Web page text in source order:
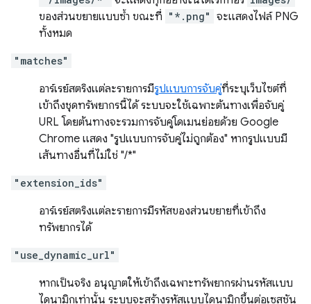
ของส่วนขยายแบบซ้ำ ขณะที่ "*.png" จะแสดงไฟล์ PNG
ทั้งหมด
"matches"
อาร์เรย์สตริงแต่ละรายการมีรูปแบบการจับคู่ที่ระบุเว็บไซต์ที่
เข้าถึงชุดทรัพยากรนี้ได้ ระบบจะใช้เฉพาะต้นทางเพื่อจับคู่
URL โดยต้นทางจะรวมการจับคู่โดเมนย่อยด้วย Google
Chrome แสดง "รูปแบบการจับคู่ไม่ถูกต้อง" หากรูปแบบมี
เส้นทางอื่นที่ไม่ใช่ "/*"
"extension_ids"
อาร์เรย์สตริงแต่ละรายการมีรหัสของส่วนขยายที่เข้าถึง
ทรัพยากรได้
"use_dynamic_url"
หากเป็นจริง อนุญาตให้เข้าถึงเฉพาะทรัพยากรผ่านรหัสแบบ
ไดนามิกเท่านั้น ระบบจะสร้างรหัสแบบไดนามิกขึ้นต่อเซสชัน